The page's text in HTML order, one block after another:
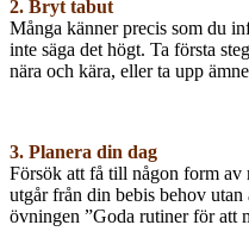
2. Bryt tabut
Många känner precis som du
inte säga det högt. Ta första
nära och kära, eller ta upp
3. Planera din dag
Försök att få till någon form av
utgår från din bebis behov
övningen ”Goda rutiner för att